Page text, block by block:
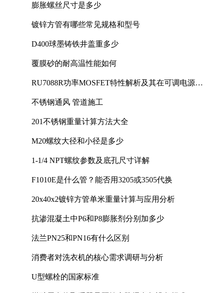
膨胀螺丝尺寸是多少
镀锌方管有哪些常见规格和型号
D400球墨铸铁井盖重多少
覆膜砂的耐高温性能如何
RU7088R功率MOSFET特性解析及其在可调电源设
不锈钢通风 管道施工
201不锈钢重量计算方法大全
M20螺纹大径和小径是多少
1-1/4 NPT螺纹参数及底孔尺寸详解
F1010E是什么管？能否用3205或3505代换
20x40x2镀锌方管单米重量计算与应用分析
抗渗混凝土中P6和P8膨胀剂分别加多少
法兰PN25和PN16有什么区别
消费者对洗衣机的核心需求调研与分析
U型螺栓的国家标准